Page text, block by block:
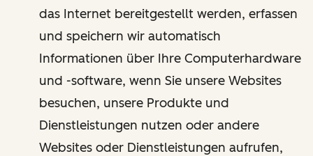
das Internet bereitgestellt werden, erfassen
und speichern wir automatisch
Informationen über Ihre Computerhardware
und -software, wenn Sie unsere Websites
besuchen, unsere Produkte und
Dienstleistungen nutzen oder andere
Websites oder Dienstleistungen aufrufen,